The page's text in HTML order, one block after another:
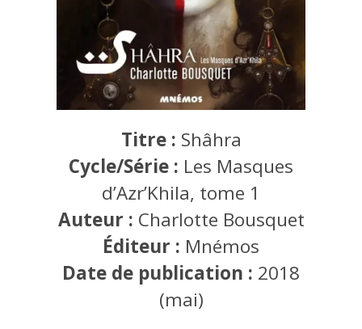
Titre : Shâhra
Cycle/Série : Les Masques
d’Azr’Khila, tome 1
Auteur : Charlotte Bousquet
Éditeur : Mnémos
Date de publication : 2018
(mai)